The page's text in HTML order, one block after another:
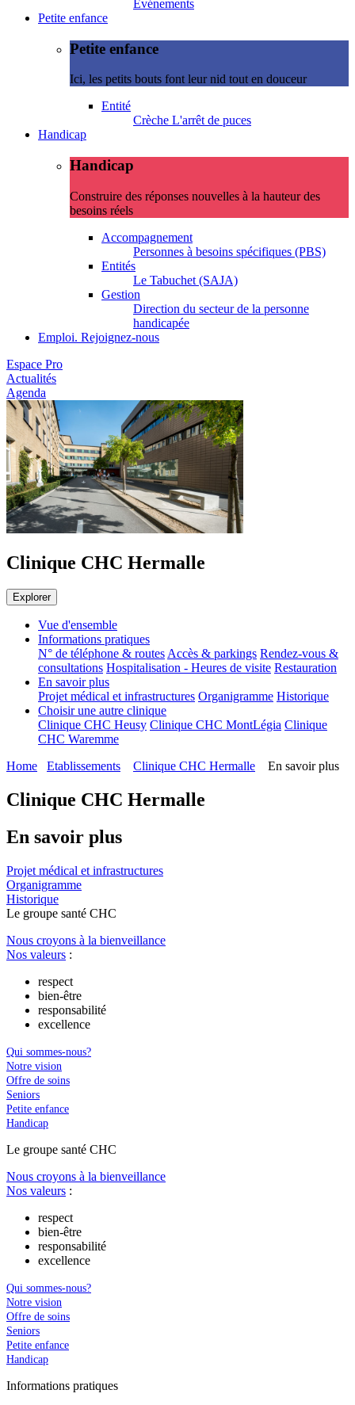
Evénements
Petite enfance
Petite enfance
Ici, les petits bouts font leur nid tout en douceur
Entité
Crèche L'arrêt de puces
Handicap
Handicap
Construire des réponses nouvelles à la hauteur des
besoins réels
Accompagnement
Personnes à besoins spécifiques (PBS)
Entités
Le Tabuchet (SAJA)
Gestion
Direction du secteur de la personne
handicapée
Emploi. Rejoignez-nous
Espace Pro
Actualités
Agenda
Clinique CHC Hermalle
Explorer
Vue d'ensemble
Informations pratiques
N° de téléphone & routesAccès & parkings Rendez-vous &
consultations Hospitalisation - Heures de visite Restauration
En savoir plus
Projet médical et infrastructures Organigramme Historique
Choisir une autre clinique
Clinique CHC Heusy Clinique CHC MontLégia Clinique
CHC Waremme
Home
Etablissements Clinique CHC Hermalle En savoir plus
Clinique CHC Hermalle
En savoir plus
Projet médical et infrastructures
Organigramme
Historique
Le groupe santé CHC
Nous croyons à la bienveillance
Nos valeurs :
respect
bien-être
responsabilité
excellence
Qui sommes-nous?
Notre vision
Offre de soins
Seniors
Petite enfance
Handicap
Le groupe santé CHC
Nous croyons à la bienveillance
Nos valeurs :
respect
bien-être
responsabilité
excellence
Qui sommes-nous?
Notre vision
Offre de soins
Seniors
Petite enfance
Handicap
Informations pratiques